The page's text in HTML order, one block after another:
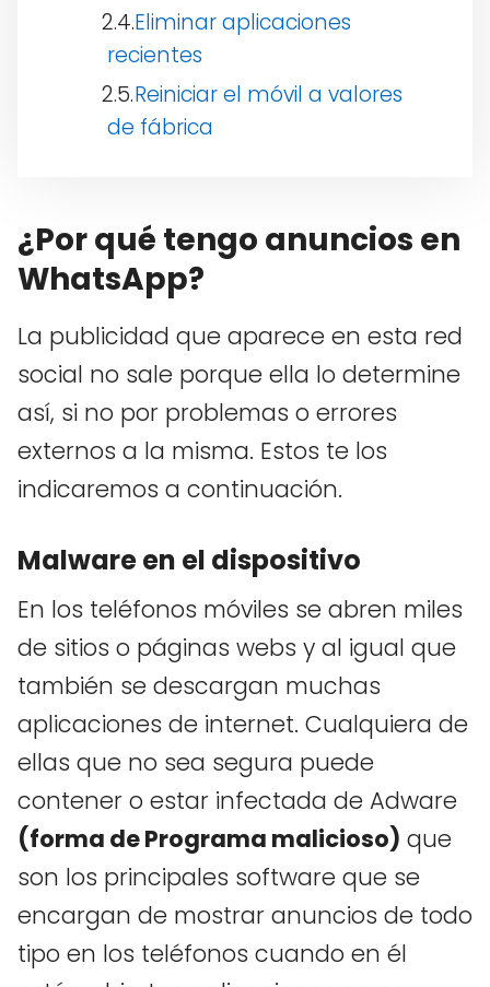
Eliminar aplicaciones
recientes
Reiniciar el móvil a valores
de fábrica
¿Por qué tengo anuncios en
WhatsApp?
La publicidad que aparece en esta red
social no sale porque ella lo determine
así, si no por problemas o errores
externos a la misma. Estos te los
indicaremos a continuación.
Malware en el dispositivo
En los teléfonos móviles se abren miles
de sitios o páginas webs y al igual que
también se descargan muchas
aplicaciones de internet. Cualquiera de
ellas que no sea segura puede
contener o estar infectada de Adware
(forma de Programa malicioso) que
son los principales software que se
encargan de mostrar anuncios de todo
tipo en los teléfonos cuando en él